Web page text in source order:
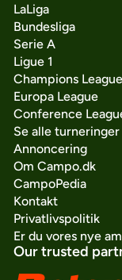
LaLiga
Bundesliga
Serie A
Ligue 1
Champions League
Europa League
Conference
Se alle turneringer
Annoncering
Om Campo.dk
CampoPedia
Kontakt
Privatlivspolitik
Er du vores nye
Our trusted